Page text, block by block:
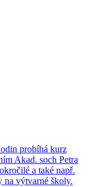
probíhá kurz
Akad. soch Petra
a také např.
na výtvarné školy.